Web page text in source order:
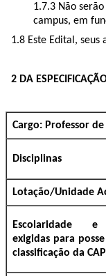
1.7.3 Não
campus, em
1.8 Este Edital,
2 DA
Cargo: Professor
Disciplinas
Lotação/Unidade
Escolaridade e
exigidas para
classificação da